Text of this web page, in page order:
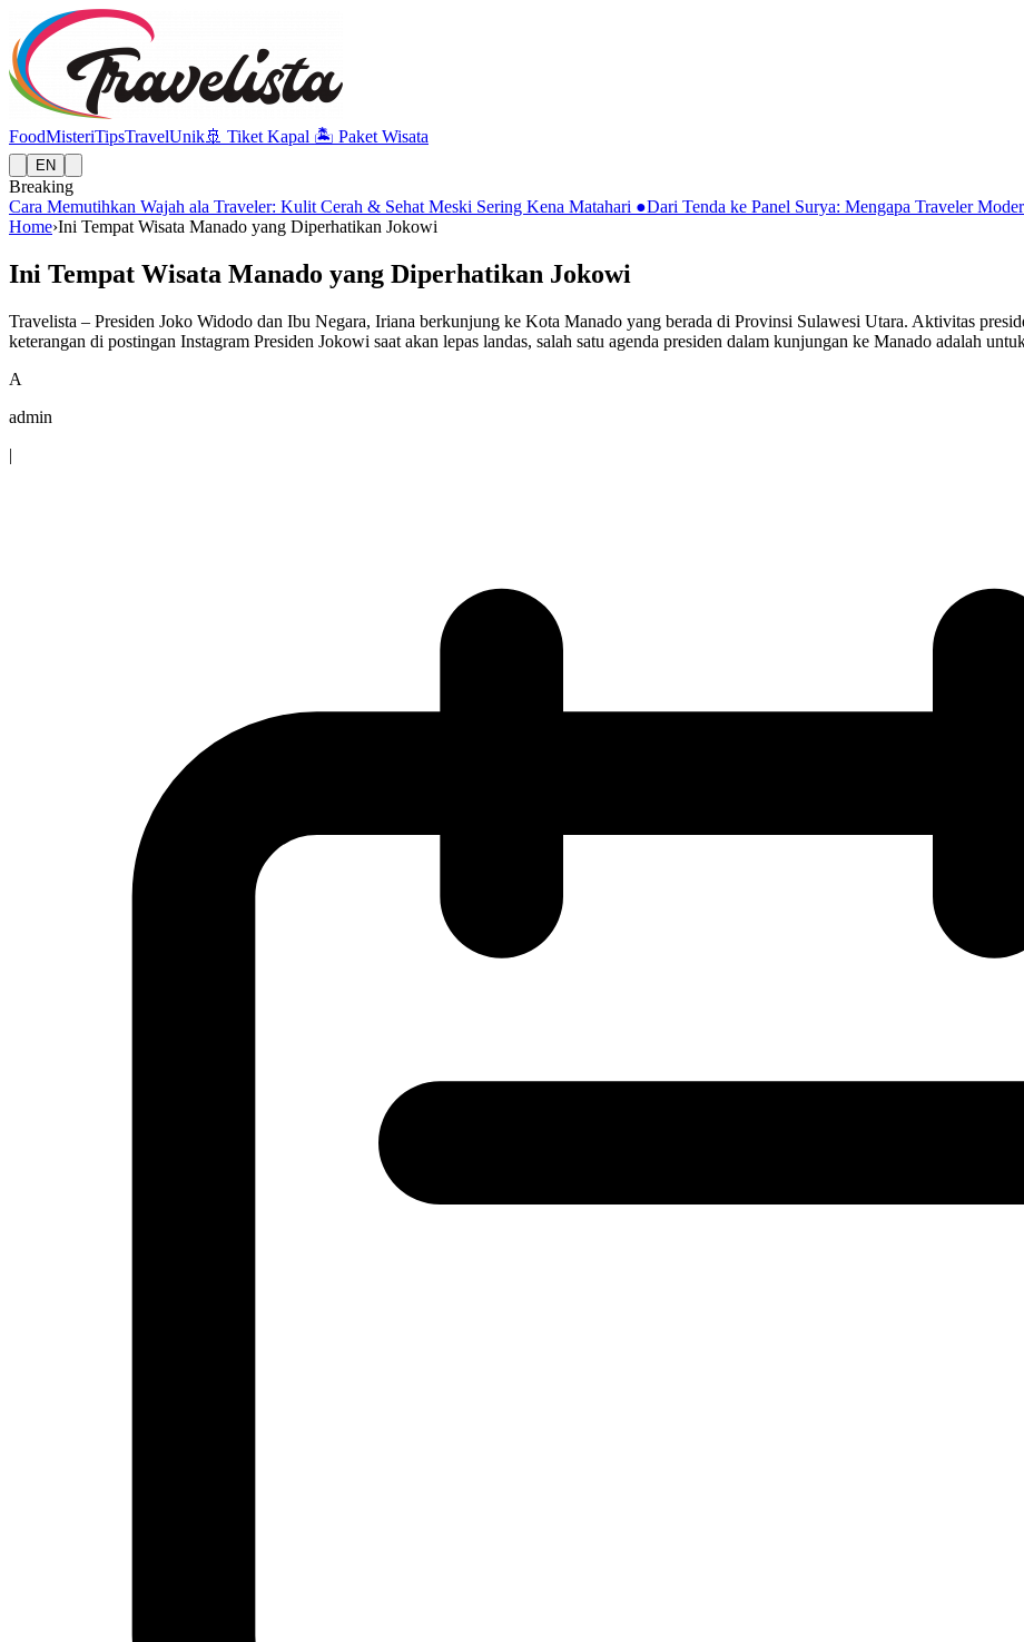
FoodMisteriTipsTravelUnik🚢 Tiket Kapal 🏝️ Paket Wisata
EN
Breaking
Cara Memutihkan Wajah ala Traveler: Kulit Cerah & Sehat Meski Sering Kena Matahari ●Dari Tenda ke Panel Surya: Mengapa Traveler
Home›Ini Tempat Wisata Manado yang Diperhatikan Jokowi
Ini Tempat Wisata Manado yang Diperhatikan Jokowi
Travelista – Presiden Joko Widodo dan Ibu Negara, Iriana berkunjung ke Kota Manado yang berada di Provinsi Sulawesi Utara. Aktivitas
keterangan di postingan Instagram Presiden Jokowi saat akan lepas landas, salah satu agenda presiden dalam kunjungan ke Manado adalah
A
admin
|